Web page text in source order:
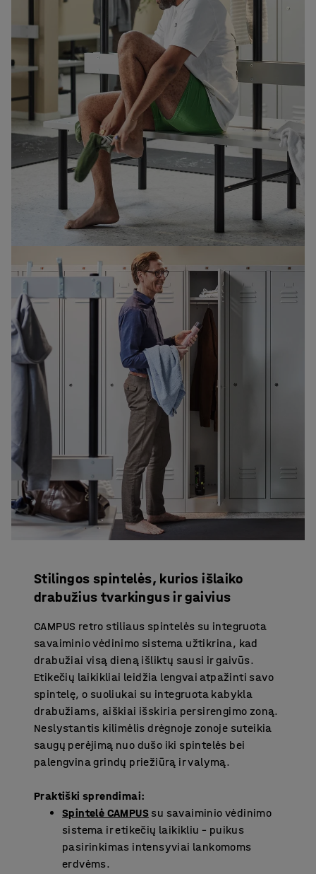
Stilingos spintelės, kurios išlaiko
drabužius tvarkingus ir gaivius
CAMPUS retro stiliaus spintelės su integruota
savaiminio vėdinimo sistema užtikrina, kad
drabužiai visą dieną išliktų sausi ir gaivūs.
Etikečių laikikliai leidžia lengvai atpažinti savo
spintelę, o suoliukai su integruota kabykla
drabužiams, aiškiai išskiria persirengimo zoną.
Neslystantis kilimėlis drėgnoje zonoje suteikia
saugų perėjimą nuo dušo iki spintelės bei
palengvina grindų priežiūrą ir valymą.
Praktiški sprendimai:
Spintelė CAMPUS su savaiminio vėdinimo
sistema ir etikečių laikikliu – puikus
pasirinkimas intensyviai lankomoms
erdvėms.